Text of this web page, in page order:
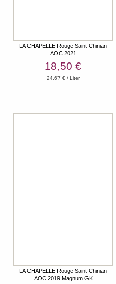
LA CHAPELLE Rouge Saint Chinian
AOC 2021
18,50 €
24,67 € / Liter
LA CHAPELLE Rouge Saint Chinian
AOC 2019 Magnum GK